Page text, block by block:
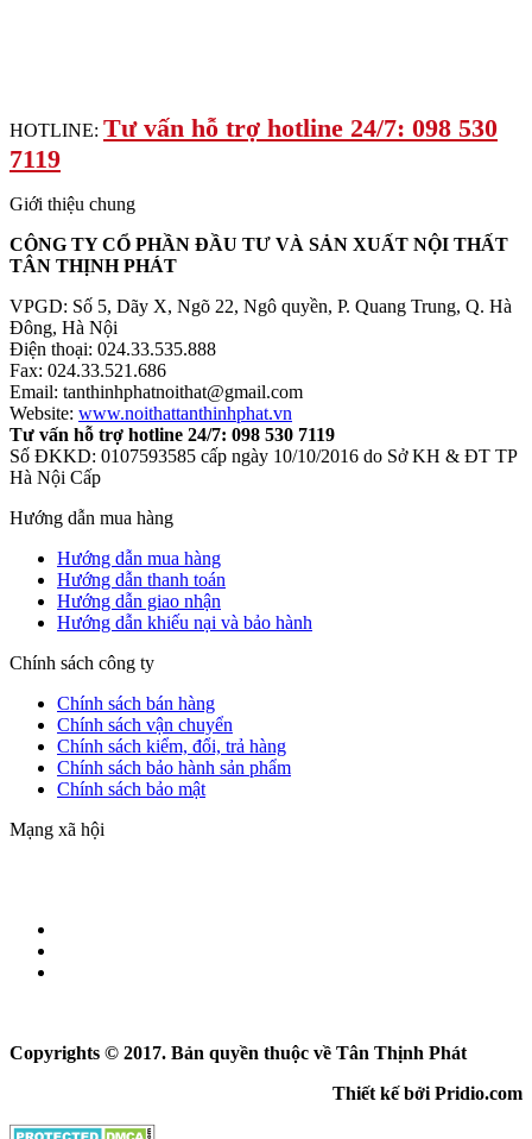
HOTLINE: Tư vấn hỗ trợ hotline 24/7: 098 530
7119
Giới thiệu chung
CÔNG TY CỔ PHẦN ĐẦU TƯ VÀ SẢN XUẤT NỘI THẤT
TÂN THỊNH PHÁT
VPGD: Số 5, Dãy X, Ngõ 22, Ngô quyền, P. Quang Trung, Q. Hà
Đông, Hà Nội
Điện thoại: 024.33.535.888
Fax: 024.33.521.686
Email: tanthinhphatnoithat@gmail.com
Website: www.noithattanthinhphat.vn
Tư vấn hỗ trợ hotline 24/7: 098 530 7119
Số ĐKKD: 0107593585 cấp ngày 10/10/2016 do Sở KH & ĐT TP
Hà Nội Cấp
Hướng dẫn mua hàng
Hướng dẫn mua hàng
Hướng dẫn thanh toán
Hướng dẫn giao nhận
Hướng dẫn khiếu nại và bảo hành
Chính sách công ty
Chính sách bán hàng
Chính sách vận chuyển
Chính sách kiểm, đổi, trả hàng
Chính sách bảo hành sản phẩm
Chính sách bảo mật
Mạng xã hội
Copyrights © 2017. Bản quyền thuộc về Tân Thịnh Phát
Thiết kế bởi Pridio.com